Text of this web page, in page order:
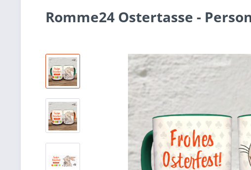
Romme24 Ostertasse -